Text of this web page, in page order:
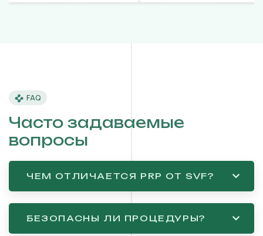
FAQ
Часто задаваемые
вопросы
ЧЕМ ОТЛИЧАЕТСЯ PRP ОТ SVF?
БЕЗОПАСНЫ ЛИ ПРОЦЕДУРЫ?